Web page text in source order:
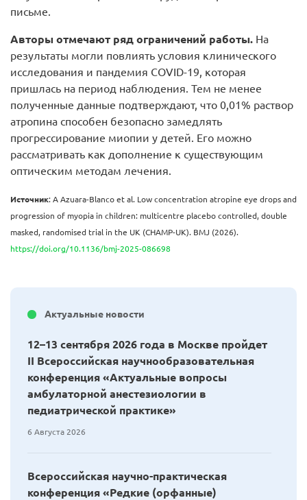
письме.
Авторы отмечают ряд ограничений работы. На
результаты могли повлиять условия клинического
исследования и пандемия COVID-19, которая
пришлась на период наблюдения. Тем не менее
полученные данные подтверждают, что 0,01% раствор
атропина способен безопасно замедлять
прогрессирование миопии у детей. Его можно
рассматривать как дополнение к существующим
оптическим методам лечения.
Источник: A Azuara-Blanco et al. Low concentration atropine eye drops and
progression of myopia in children: multicentre placebo controlled, double
masked, randomised trial in the UK (CHAMP-UK). BMJ (2026).
https://doi.org/10.1136/bmj-2025-086698
Актуальные новости
12–13 сентября 2026 года в Москве пройдет
II Всероссийская научнообразовательная
конференция «Актуальные вопросы
амбулаторной анестезиологии в
педиатрической практике»
6 Августа 2026
Всероссийская научно-практическая
конференция «Редкие (орфанные)